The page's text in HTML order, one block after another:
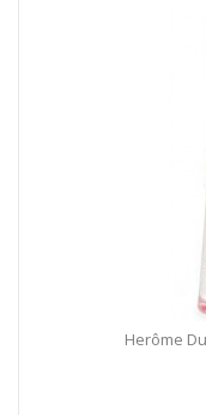
Herôme